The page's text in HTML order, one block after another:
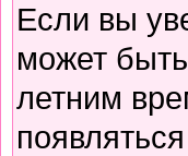
Если вы
может
летним